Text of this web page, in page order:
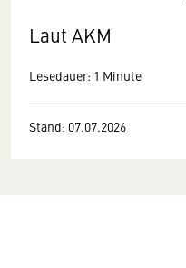
Laut AKM
Lesedauer: 1 Minute
Stand: 07.07.2026